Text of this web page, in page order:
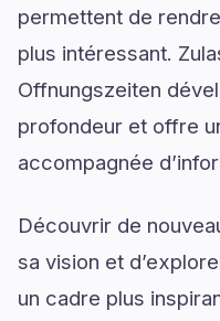
permettent de
plus intéressant.
Offnungszeiten
profondeur et offre
accompagnée
Découvrir de
sa vision et
un cadre plus